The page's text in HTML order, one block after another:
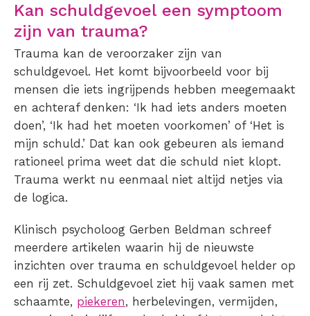
Kan schuldgevoel een symptoom
zijn van trauma?
Trauma kan de veroorzaker zijn van
schuldgevoel. Het komt bijvoorbeeld voor bij
mensen die iets ingrijpends hebben meegemaakt
en achteraf denken: ‘Ik had iets anders moeten
doen’, ‘Ik had het moeten voorkomen’ of ‘Het is
mijn schuld.’ Dat kan ook gebeuren als iemand
rationeel prima weet dat die schuld niet klopt.
Trauma werkt nu eenmaal niet altijd netjes via
de logica.
Klinisch psycholoog Gerben Beldman schreef
meerdere artikelen waarin hij de nieuwste
inzichten over trauma en schuldgevoel helder op
een rij zet. Schuldgevoel ziet hij vaak samen met
schaamte, piekeren, herbelevingen, vermijden,